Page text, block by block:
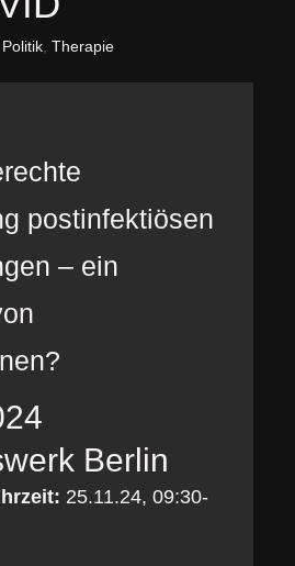
Politik, Therapie
postinfektiösen
– ein
Berlin
25.11.24, 09:30-